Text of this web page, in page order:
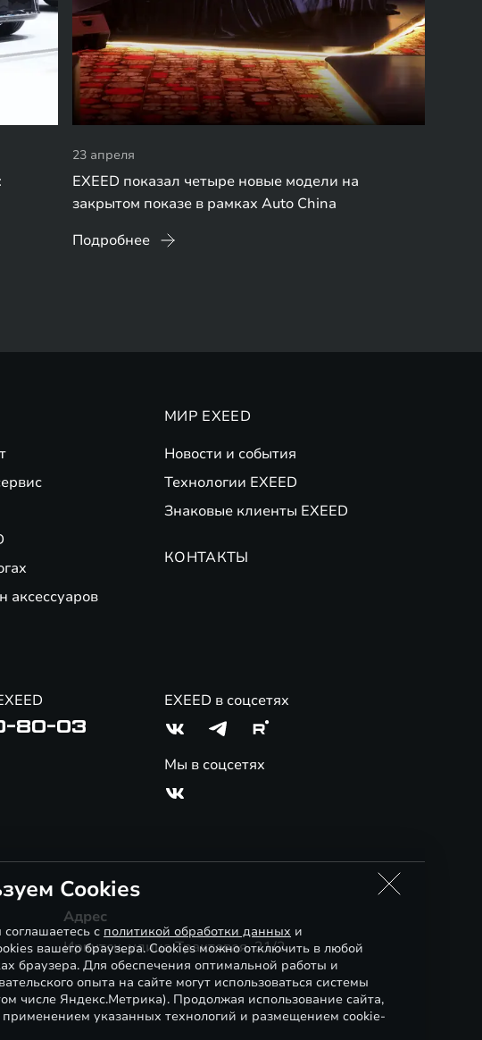
23 апреля
EXEED показал четыре новые модели на
закрытом показе в рамках Auto China
Подробнее
аксессуаров
МИР EXEED
Новости и события
Технологии EXEED
Знаковые клиенты EXEED
КОНТАКТЫ
80-03
EXEED в соцсетях
Мы в соцсетях
Адрес
Иркутск, улица Трактовая, 21/2
Cookies
с политикой обработки данных и
вашего браузера. Cookies можно отключить в любой
браузера. Для обеспечения оптимальной работы и
опыта на сайте могут использоваться системы
числе Яндекс.Метрика). Продолжая использование сайта,
применением указанных технологий и размещением cookie-